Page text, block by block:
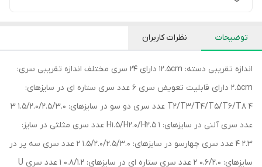
توضیحات نظرات کاربران
اندازه تقریبی دسته: 12.5cm دارای 24 سری مختلف اندازه تقریبی سری:
2.5cm دارای قابلیت تعویض سری 6 عدد سری ستاره ای در سایزهای:
T2/T3/T4/T5/T6/T8 4 عدد سری دو سو در سایزهای: 1.5/2.0/2.5/3.0 3
عدد سری آلنی در سایزهای: H1.5/H2.0/H2.5 1 عدد سری مثلثی در سایز:
2.3 4 عدد سری چهارسو در سایزهای: 1.5/2.0/2.5/3.0 2 عدد سری سه پر در
سایزهای: 0.6/2.0 2 عدد سری ستاره ای در سایزهای: 0.8/1.2 1 عدد سری U